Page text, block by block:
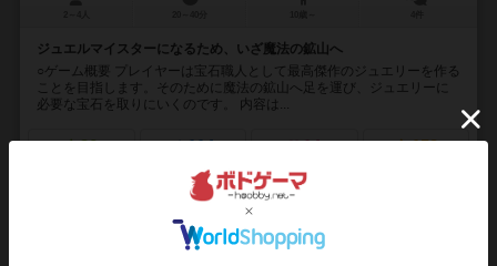
ジュエルマイスターになるため、いざ魔法の鉱山へ
○ゲーム概要 プレイヤーは宝石職人として最高傑作のジュエリーを作る
ことを目指します。そのために魔法の鉱山へ足を運び、ジュエリーに
必要な宝石を取りにいくのです。 内容は...
36 114 14 152
カートに追加する
4,400円（税込）